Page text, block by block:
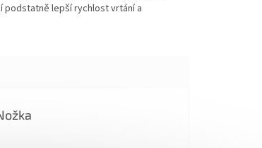
podstatně lepší rychlost vrtání a
obchodu je 5 z 5 hvězdiček.